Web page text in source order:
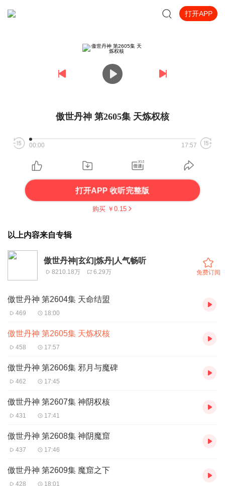
打开APP
傲世丹神 第2605集 天炼权核
00:00 17:57
打开APP 收听完整版
购买 ￥ 0.15
以上内容来自专辑
傲世丹神|玄幻|炼丹|人气畅听
8210.18万 6.29万 免费订阅
傲世丹神 第2604集 天命结盟
469 18:00
傲世丹神 第2605集 天炼权核
458 17:57
傲世丹神 第2606集 邪月与魔碑
462 17:45
傲世丹神 第2607集 神阴权核
431 17:41
傲世丹神 第2608集 神阴魔窟
437 17:46
傲世丹神 第2609集 魔窟之下
428 18:01